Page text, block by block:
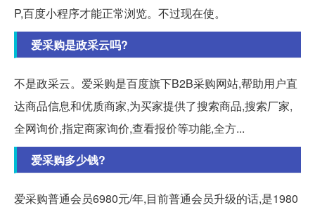
P,百度小程序才能正常浏览。不过现在使。
爱采购是政采云吗?
不是政采云。爱采购是百度旗下B2B采购网站,帮助用户直
达商品信息和优质商家,为买家提供了搜索商品,搜索厂家,
全网询价,指定商家询价,查看报价等功能,全方...
爱采购多少钱?
爱采购普通会员6980元/年,目前普通会员升级的话,是1980